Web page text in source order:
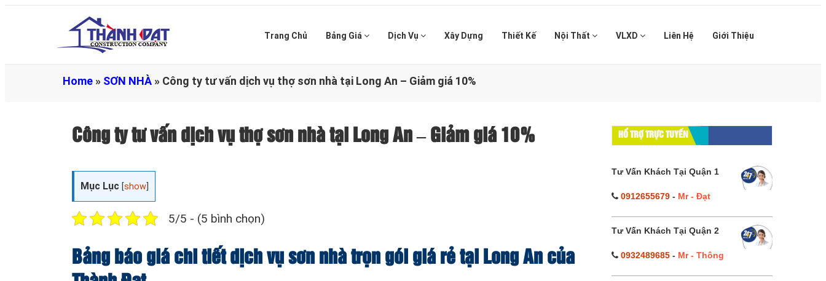
Trang Chủ Bảng Giá Dịch Vụ Xây Dựng Thiết Kế Nội Thất VLXD Liên Hệ Giới Thiệu
Home » SƠN NHÀ » Công ty tư vấn dịch vụ thợ sơn nhà tại Long An – Giảm giá 10%
Công ty tư vấn dịch vụ thợ sơn nhà tại Long An – Giảm giá 10%
Mục Lục [show
5/5 - (5 bình chọn)
Bảng báo giá chi tiết dịch vụ sơn nhà trọn gói giá rẻ tại Long An của
HỔ TRỢ TRỰC TUYẾN
Tư Vấn Khách Tại Quận 1
0912655679- Mr - Đạt
Tư Vấn Khách Tại Quận 2
0932489685- Mr - Thông